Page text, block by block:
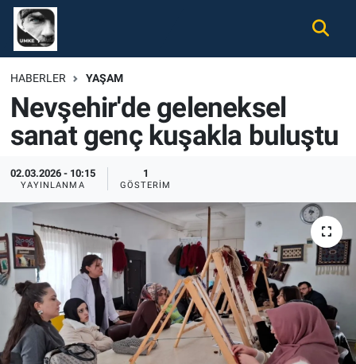
HABERLER YAŞAM
Nevşehir'de geleneksel
sanat genç kuşakla buluştu
02.03.2026 - 10:15
YAYINLANMA
1
GÖSTERIM
Gündem
Ekonomi
Spor
Magazin
Tüm Haberler
İletişim
Künye
Nöbetçi Eczaneler
Hava Durumu
Namaz Vakitleri
Trafik Durumu
Süper Lig Puan Durumu ve Fikstür
Tüm Manşetler
Son Dakika Haberleri
Haber Arşivi